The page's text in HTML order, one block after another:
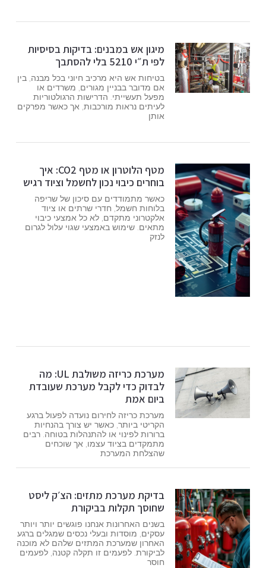
מיגון אש במבנים: בדיקות בסיסיות
לפי ת״י 5210 בלי להסתבך
בטיחות אש היא מרכיב חיוני בכל מבנה, בין
אם מדובר בבניין מגורים, משרדים או
מפעל תעשייתי. הדרישות הרגולטוריות
לעיתים נראות מורכבות, אך כאשר מפרקים
אותן
מטף הלוטרון או מטף CO2: איך
בוחרים כיבוי נכון לחשמל וציוד רגיש
כאשר מתמודדים עם סיכון של שריפה
בלוחות חשמל, חדרי שרתים או ציוד
אלקטרוני מתקדם, לא כל אמצעי כיבוי
מתאים. שימוש באמצעי שגוי עלול לגרום
לנזק
מערכת כריזה משולבת UL: מה
לבדוק כדי לקבל מערכת שעובדת
ביום אמת
מערכת כריזה לחירום נועדה לפעול ברגע
הקריטי ביותר, כאשר יש צורך בהנחיות
ברורות לפינוי או להתנהלות בטוחה. רבים
מתמקדים בציוד עצמו, אך שוכחים
שהצלחת המערכת
בדיקת מערכת מתזים: הצ׳ק ליסט
שחוסך תקלות בביקורת
בשנים האחרונות אנחנו פוגשים יותר ויותר
עסקים, מוסדות ובעלי נכסים שמגלים ברגע
האחרון שמערכת המתזים שלהם לא מוכנה
לביקורת. לפעמים זו תקלה קטנה, לפעמים
חוסר